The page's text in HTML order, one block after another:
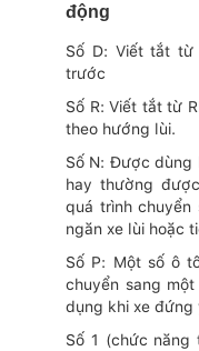
động
Số D: Viết tắt từ
trước
Số R: Viết tắt từ
theo hướng lùi.
Số N: Được dùng
hay thường
quá trình chuyển
ngăn xe lùi hoặc
Số P: Một số ô
chuyển sang
dụng khi xe đứng
Số 1 (chức năng